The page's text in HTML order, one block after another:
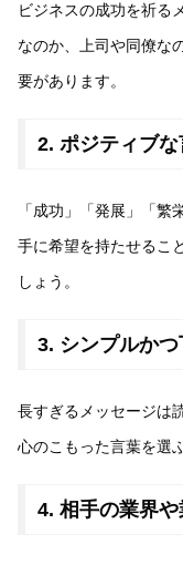
ビジネスの成功を祈る
なのか、上司や同僚な
要があります。
2. ポジティブな
「成功」「発展」「
手に希望を持たせるこ
しょう。
3. シンプルかつ
長すぎるメッセージは
心のこもった言葉を選
4. 相手の業界